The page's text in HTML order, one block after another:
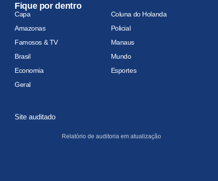
Fique por dentro
Capa
Coluna do Holanda
Amazonas
Policial
Famosos & TV
Manaus
Brasil
Mundo
Economia
Esportes
Geral
Site auditado
Relatório de auditoria em atualização